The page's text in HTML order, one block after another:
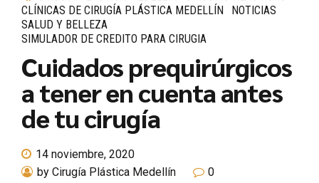
CLÍNICAS DE CIRUGÍA PLÁSTICA MEDELLÍN
NOTICIAS
SALUD Y BELLEZA
SIMULADOR DE CREDITO PARA CIRUGIA
Cuidados prequirúrgicos
a tener en cuenta antes
de tu cirugía
14 noviembre, 2020
by Cirugía Plástica Medellín
0